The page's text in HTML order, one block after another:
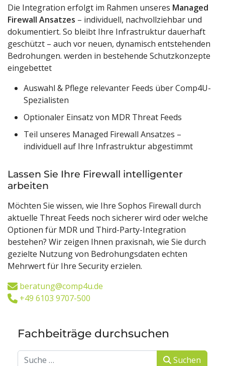
Die Integration erfolgt im Rahmen unseres Managed
Firewall Ansatzes – individuell, nachvollziehbar und
dokumentiert. So bleibt Ihre Infrastruktur dauerhaft
geschützt – auch vor neuen, dynamisch entstehenden
Bedrohungen. werden in bestehende Schutzkonzepte
eingebettet
Auswahl & Pflege relevanter Feeds über Comp4U-
Spezialisten
Optionaler Einsatz von MDR Threat Feeds
Teil unseres Managed Firewall Ansatzes –
individuell auf Ihre Infrastruktur abgestimmt
Lassen Sie Ihre Firewall intelligenter
arbeiten
Möchten Sie wissen, wie Ihre Sophos Firewall durch
aktuelle Threat Feeds noch sicherer wird oder welche
Optionen für MDR und Third-Party-Integration
bestehen? Wir zeigen Ihnen praxisnah, wie Sie durch
gezielte Nutzung von Bedrohungsdaten echten
Mehrwert für Ihre Security erzielen.
beratung@comp4u.de
+49 6103 9707-500
Fachbeiträge durchsuchen
Suchen Suchen